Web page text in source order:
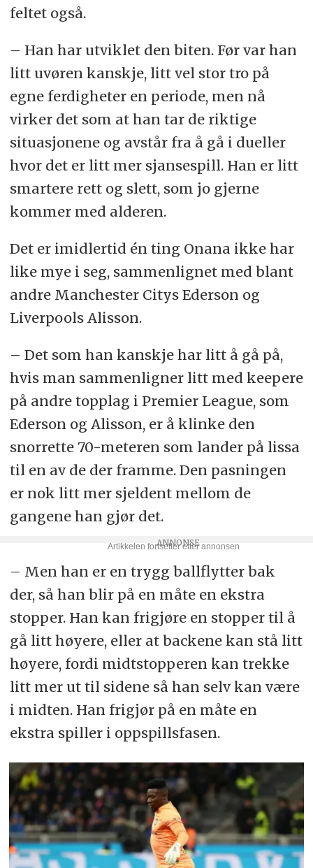
feltet også.
– Han har utviklet den biten. Før var han
litt uvøren kanskje, litt vel stor tro på
egne ferdigheter en periode, men nå
virker det som at han tar de riktige
situasjonene og avstår fra å gå i dueller
hvor det er litt mer sjansespill. Han er litt
smartere rett og slett, som jo gjerne
kommer med alderen.
Det er imidlertid én ting Onana ikke har
like mye i seg, sammenlignet med blant
andre Manchester Citys Ederson og
Liverpools Alisson.
– Det som han kanskje har litt å gå på,
hvis man sammenligner litt med keepere
på andre topplag i Premier League, som
Ederson og Alisson, er å klinke den
snorrette 70-meteren som lander på lissa
til en av de der framme. Den pasningen
er nok litt mer sjeldent mellom de
gangene han gjør det.
– Men han er en trygg ballflytter bak
der, så han blir på en måte en ekstra
stopper. Han kan frigjøre en stopper til å
gå litt høyere, eller at backene kan stå litt
høyere, fordi midtstopperen kan trekke
litt mer ut til sidene så han selv kan være
i midten. Han frigjør på en måte en
ekstra spiller i oppspillsfasen.